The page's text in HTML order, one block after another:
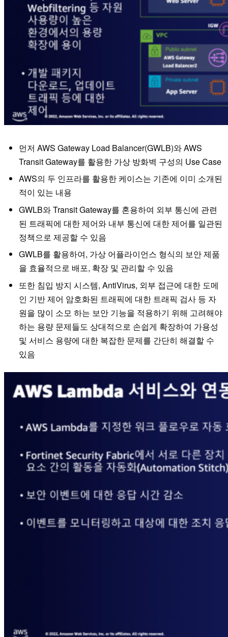
먼저 AWS Gateway Load Balancer(GWLB)와 AWS
Transit Gateway를 활용한 가상 방화벽 구성의 Use Case
AWS의 두 인프라를 활용한 케이스는 기존에 이미 소개된
적이 있는 내용
GWLB와 Transit Gateway를 혼용하여 외부 통신에 관련
된 트래픽에 대한 제어와 내부 통신에 대한 제어를 일관된
정책으로 제공할 수 있음
GWLB를 활용하여, 가상 어플라이언스 형식의 보안 제품
을 효율적으로 배포, 확장 및 관리할 수 있음
또한 침입 방지 시스템, AntiVirus, 외부 접근에 대한 도메
인 기반 제어 암호화된 트래픽에 대한 트래픽 검사 등 자
원을 많이 소모 하는 보안 기능을 적용하기 위해 고려해야
하는 용량 문제들도 상대적으로 손쉽게 확장하여 가용성
및 서비스 용량에 대한 복잡한 문제를 간단히 해결할 수
있음